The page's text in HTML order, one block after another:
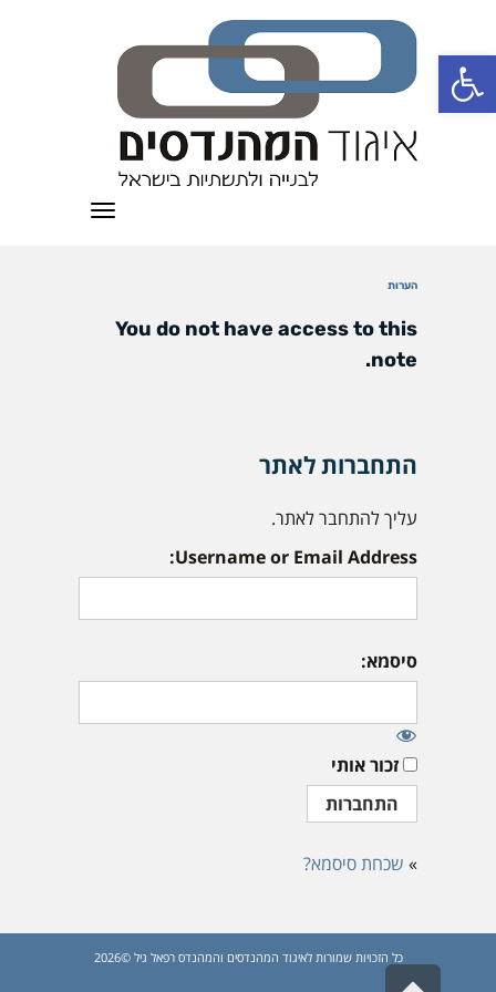
פתח סרגל נגישות
תפריט
הערות
You do not have access to this
note.
התחברות לאתר
עליך להתחבר לאתר.
Username or Email Address:
סיסמא:
זכור אותי
» שכחת סיסמא?
כל הזכויות שמורות לאיגוד המהנדסים והמהנדס רפאל גיל ©2026